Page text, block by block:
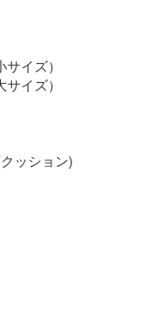
イズ）
イズ）
ッション)